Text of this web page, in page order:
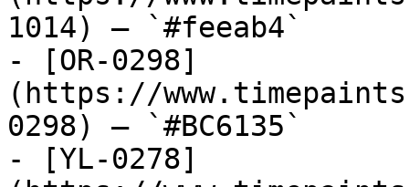
1014) — `#feeab4`
- [OR-0298]
(https://
0298) — `#BC6135`
- [YL-0278]